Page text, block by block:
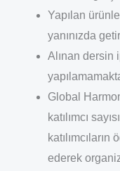
Yapılan
yanınızda
Alınan dersin
Global
katılımcı
ederek